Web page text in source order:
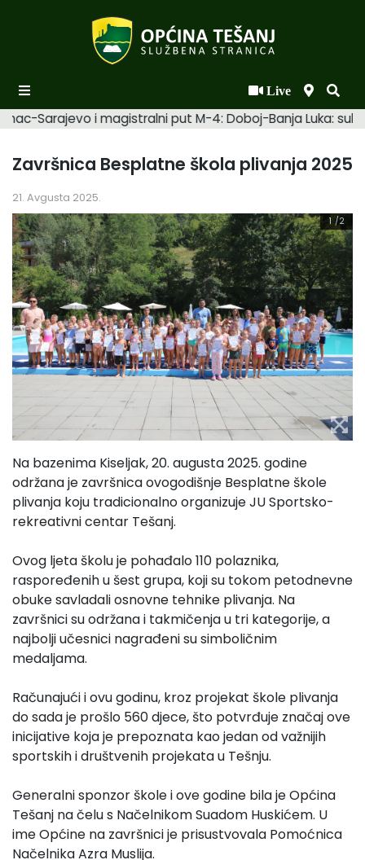
Live
Podaci o Općini
Biznis
Općinski načelnik
Općinsko vijeće
Uprava
Sarajevo i magistralni put M-4: Doboj-Banja Luka:
Završnica Besplatne škola plivanja 2025
21. Avgusta 2025.
1 /2
Na bazenima Kiseljak, 20. augusta 2025. godine
održana je završnica ovogodišnje Besplatne škole
plivanja koju tradicionalno organizuje JU Sportsko-
rekreativni centar Tešanj.
Ovog ljeta školu je pohađalo 110 polaznika,
raspoređenih u šest grupa, koji su tokom petodnevne
obuke savladali osnovne tehnike plivanja. Na
završnici su održana i takmičenja u tri kategorije, a
najbolji učesnici nagrađeni su simboličnim
medaljama.
Računajući i ovu godinu, kroz projekat škole plivanja
do sada je prošlo 560 djece, što potvrđuje značaj ove
inicijative koja je prepoznata kao jedan od važnijih
sportskih i društvenih projekata u Tešnju.
Generalni sponzor škole i ove godine bila je Općina
Tešanj na čelu s Načelnikom Suadom Huskićem. U
ime Općine na završnici je prisustvovala Pomoćnica
Načelnika Azra Muslija.